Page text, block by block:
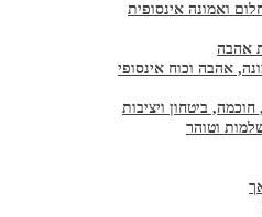
ואמונה אינסופית
אהבה
אהבה וכוח אינסופי
ביטחון ויציבות
וטוהר